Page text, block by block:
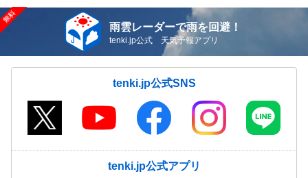
雨雲レーダーで雨を回避！
tenki.jp公式 天気予報アプリ
tenki.jp公式SNS
tenki.jp公式アプリ